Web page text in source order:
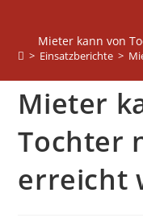
Mieter kann von
> Einsatzberichte >
Mieter
Tochter
erreicht